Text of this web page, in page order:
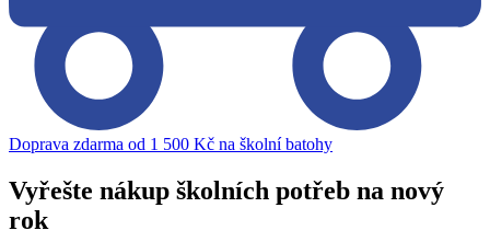
Doprava zdarma od 1 500 Kč na školní batohy
Vyřešte nákup školních potřeb na nový
rok